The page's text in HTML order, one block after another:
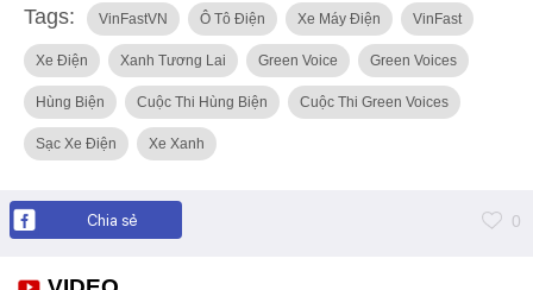
Tags: VinFastVN Ô Tô Điện Xe Máy Điện VinFast
Xe Điện Xanh Tương Lai Green Voice Green Voices
Hùng Biện Cuộc Thi Hùng Biện Cuộc Thi Green Voices
Sạc Xe Điện Xe Xanh
Chia sẻ 0